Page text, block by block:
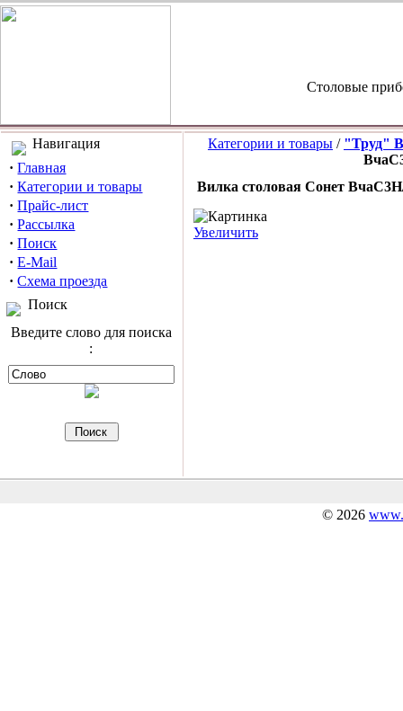
Столовые
Навигация
· Главная
· Категории и товары
· Прайс-лист
· Рассылка
· Поиск
· E-Mail
· Схема проезда
Поиск
Введите слово для поиска
:
Категории и товары / "Труд"
Вилка столовая Сонет
Увеличить
© 2026